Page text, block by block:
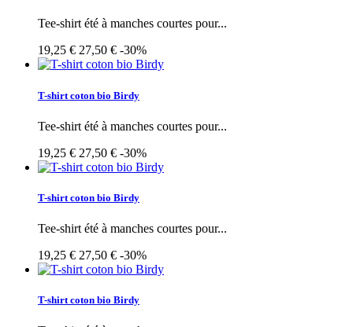
Tee-shirt été à manches courtes pour...
19,25 € 27,50 € -30%
T-shirt coton bio Birdy
Tee-shirt été à manches courtes pour...
19,25 € 27,50 € -30%
T-shirt coton bio Birdy
Tee-shirt été à manches courtes pour...
19,25 € 27,50 € -30%
T-shirt coton bio Birdy